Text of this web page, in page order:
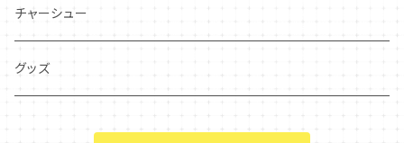
辛くないラーメン
勝浦式タンタンメン
チャーシュー
グッズ